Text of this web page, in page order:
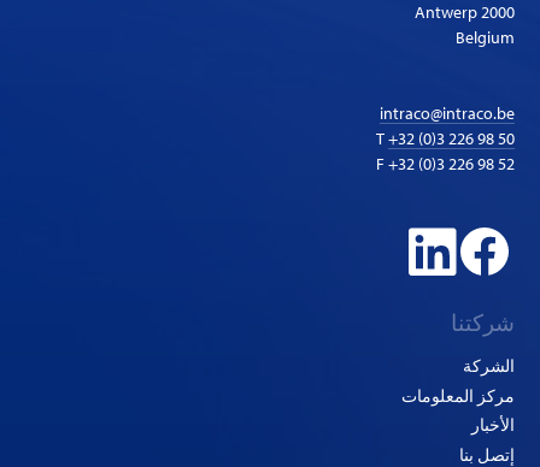
2000 Antwerp
Belgium
intraco@intraco.be
T+32 (0)3 226 98 50
F +32 (0)3 226 98 52
شركتنا
الشركة
مركز المعلومات
الأخبار
إتصل بنا